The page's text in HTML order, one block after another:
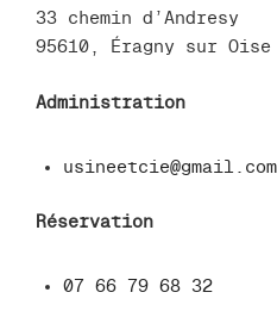
33 chemin d’Andresy
95610, Éragny sur Oise
Administration
usineetcie@gmail.com
Réservation
07 66 79 68 32